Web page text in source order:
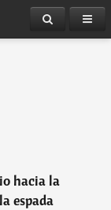
hacia la
espada